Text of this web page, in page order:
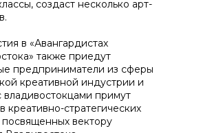
создаст несколько арт-
в «Авангардистах
также приедут
предприниматели из сферы
креативной индустрии и
владивостокцами примут
креативно-стратегических
посвященных вектору